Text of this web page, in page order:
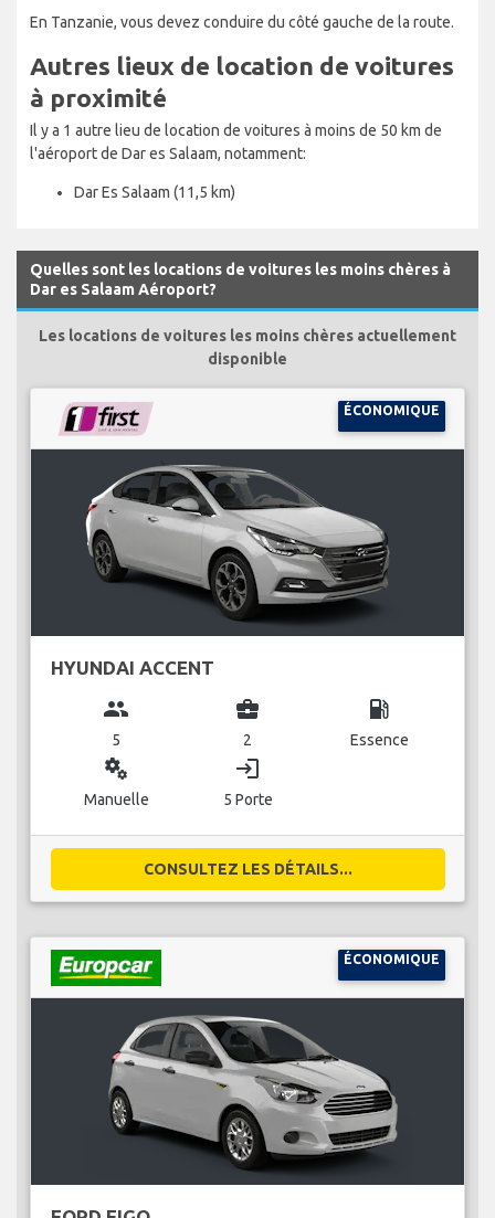
En Tanzanie, vous devez conduire du côté gauche de la route.
Autres lieux de location de voitures
à proximité
Il y a 1 autre lieu de location de voitures à moins de 50 km de
l'aéroport de Dar es Salaam, notamment:
Dar Es Salaam (11,5 km)
Quelles sont les locations de voitures les moins chères à
Dar es Salaam Aéroport?
Les locations de voitures les moins chères actuellement
disponible
ÉCONOMIQUE
HYUNDAI ACCENT
group
5
business_center
2
local_gas_station
Essence
miscellaneous_services
Manuelle
login
5 Porte
CONSULTEZ LES DÉTAILS...
ÉCONOMIQUE